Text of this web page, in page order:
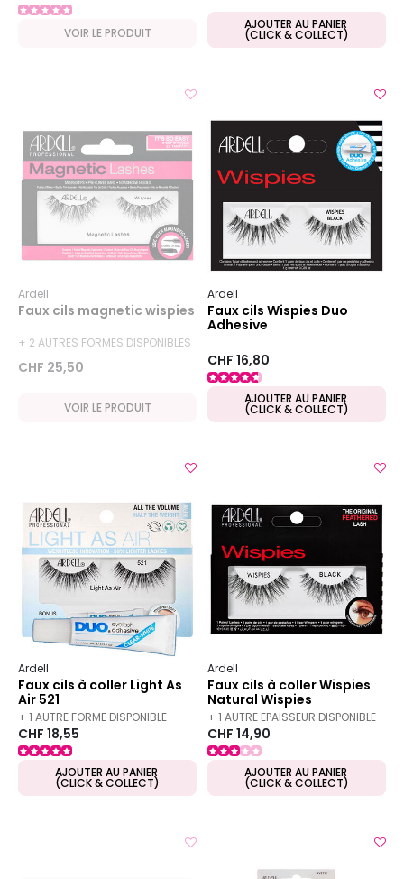
VOIR LE PRODUIT
AJOUTER AU PANIER
(CLICK & COLLECT)
Ardell
Faux cils magnetic wispies
+ 2 AUTRES FORMES DISPONIBLES
CHF 25,50
VOIR LE PRODUIT
Ardell
Faux cils Wispies Duo
Adhesive
CHF 16,80
AJOUTER AU PANIER
(CLICK & COLLECT)
Ardell
Faux cils à coller Light As
Air 521
+ 1 AUTRE FORME DISPONIBLE
CHF 18,55
AJOUTER AU PANIER
(CLICK & COLLECT)
Ardell
Faux cils à coller Wispies
Natural Wispies
+ 1 AUTRE EPAISSEUR DISPONIBLE
CHF 14,90
AJOUTER AU PANIER
(CLICK & COLLECT)